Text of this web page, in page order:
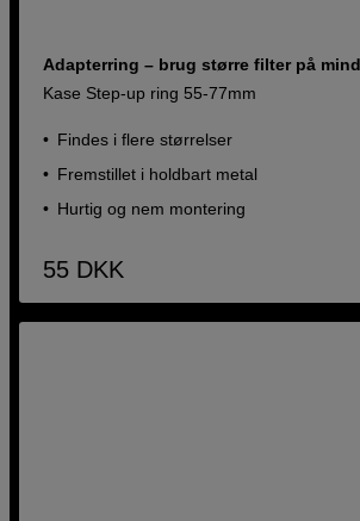
Adapterring – brug større filter på
Kase Step-up ring 55-77mm
Findes i flere størrelser
Fremstillet i holdbart metal
Hurtig og nem montering
55 DKK